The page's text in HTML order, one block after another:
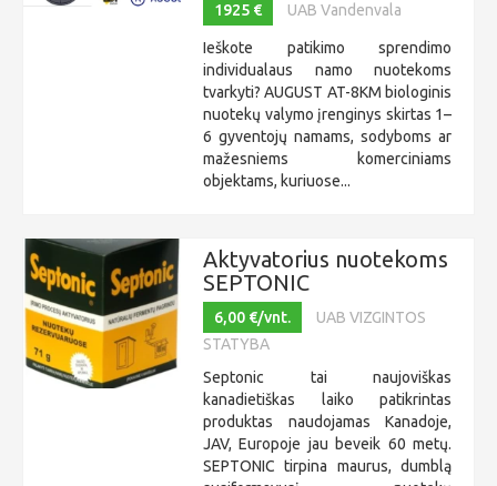
1925 € UAB Vandenvala
Ieškote patikimo sprendimo
individualaus namo nuotekoms
tvarkyti? AUGUST AT-8KM biologinis
nuotekų valymo įrenginys skirtas 1–
6 gyventojų namams, sodyboms ar
mažesniems komerciniams
objektams, kuriuose...
Aktyvatorius nuotekoms
SEPTONIC
6,00 €/vnt.
UAB VIZGINTOS
STATYBA
Septonic tai naujoviškas
kanadietiškas laiko patikrintas
produktas naudojamas Kanadoje,
JAV, Europoje jau beveik 60 metų.
SEPTONIC tirpina maurus, dumblą